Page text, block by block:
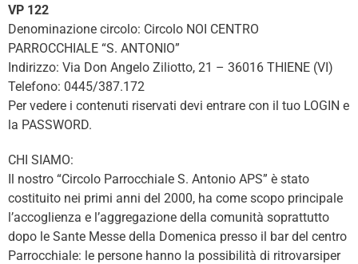
VP 122
Denominazione circolo: Circolo NOI CENTRO
PARROCCHIALE “S. ANTONIO”
Indirizzo: Via Don Angelo Ziliotto, 21 – 36016 THIENE (VI)
Telefono: 0445/387.172
Per vedere i contenuti riservati devi entrare con il tuo LOGIN e
la PASSWORD.
CHI SIAMO:
Il nostro “Circolo Parrocchiale S. Antonio APS” è stato
costituito nei primi anni del 2000, ha come scopo principale
l’accoglienza e l’aggregazione della comunità soprattutto
dopo le Sante Messe della Domenica presso il bar del centro
Parrocchiale: le persone hanno la possibilità di ritrovarsiper